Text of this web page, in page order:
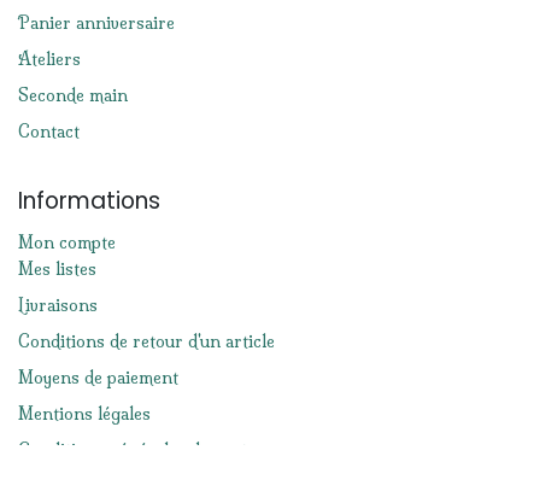
Panier anniversaire
Ateliers
Seconde main
Contact
Informations
Mon compte
Mes listes
Livraisons
Conditions de retour d'un article
Moyens de paiement
Mentions légales
Conditions générales de ventes